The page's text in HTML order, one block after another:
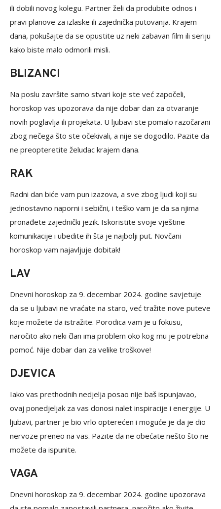
ili dobili novog kolegu. Partner želi da produbite odnos i
pravi planove za izlaske ili zajednička putovanja. Krajem
dana, pokušajte da se opustite uz neki zabavan film ili seriju
kako biste malo odmorili misli.
BLIZANCI
Na poslu završite samo stvari koje ste već započeli,
horoskop vas upozorava da nije dobar dan za otvaranje
novih poglavlja ili projekata. U ljubavi ste pomalo razočarani
zbog nečega što ste očekivali, a nije se dogodilo. Pazite da
ne preopteretite želudac krajem dana.
RAK
Radni dan biće vam pun izazova, a sve zbog ljudi koji su
jednostavno naporni i sebični, i teško vam je da sa njima
pronađete zajednički jezik. Iskoristite svoje vještine
komunikacije i ubedite ih šta je najbolji put. Novčani
horoskop vam najavljuje dobitak!
LAV
Dnevni horoskop za 9. decembar 2024. godine savjetuje
da se u ljubavi ne vraćate na staro, već tražite nove puteve
koje možete da istražite. Porodica vam je u fokusu,
naročito ako neki član ima problem oko kog mu je potrebna
pomoć. Nije dobar dan za velike troškove!
DJEVICA
Iako vas prethodnih nedjelja posao nije baš ispunjavao,
ovaj ponedjeljak za vas donosi nalet inspiracije i energije. U
ljubavi, partner je bio vrlo opterećen i moguće je da je dio
nervoze preneo na vas. Pazite da ne obećate nešto što ne
možete da ispunite.
VAGA
Dnevni horoskop za 9. decembar 2024. godine upozorava